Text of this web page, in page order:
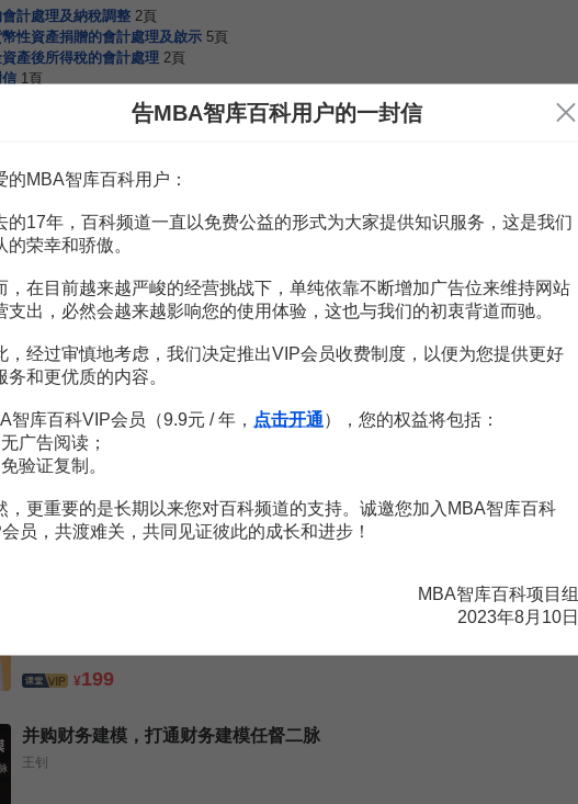
計處理及納稅調整 2頁
性資產捐贈的會計處理及啟示 5頁
產後所得稅的會計處理 2頁
1頁
理
理
處理
1頁
公司与股票估值
王钊
¥499 ¥ 599
基础财务建模，教你完整地搭建一套财务模型
王钊
¥199
并购财务建模，打通财务建模任督二脉
王钊
告MBA智库百科用户的一封信
的MBA智库百科用户：
的17年，百科频道一直以免费公益的形式为大家提供知识服务，这是我们
的荣幸和骄傲。
，在目前越来越严峻的经营挑战下，单纯依靠不断增加广告位来维持网站
支出，必然会越来越影响您的使用体验，这也与我们的初衷背道而驰。
，经过审慎地考虑，我们决定推出VIP会员收费制度，以便为您提供更好
务和更优质的内容。
智库百科VIP会员（9.9元 / 年， 点击开通），您的权益将包括：
广告阅读；
验证复制。
，更重要的是长期以来您对百科频道的支持。诚邀您加入MBA智库百科
员，共渡难关，共同见证彼此的成长和进步！
MBA智库百科项目组
2023年8月10日